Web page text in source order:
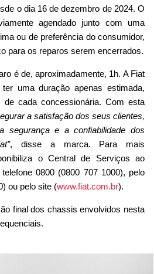
o dia 16 de dezembro de 2024. O
agendado junto com uma
ou de preferência do consumidor,
para os reparos serem encerrados.
é de, aproximadamente, 1h. A Fiat
uma duração apenas estimada,
de cada concessionária. Com esta
a satisfação dos seus clientes,
segurança e a confiabilidade dos
, disse a marca. Para mais
o Central de Serviços ao
0800 (0800 707 1000), pelo
ou pelo site (www.fiat.com.br).
final dos chassis envolvidos nesta